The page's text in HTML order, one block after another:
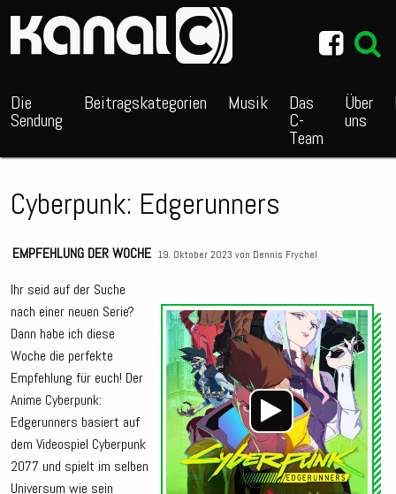
Die
Sendung
Beitragskategorien Musik Das
C-
Team
Über
uns
Cyberpunk: Edgerunners
EMPFEHLUNG DER WOCHE 19. Oktober 2023 von Dennis Frychel
Ihr seid auf der Suche
nach einer neuen Serie?
Dann habe ich diese
Woche die perfekte
Empfehlung für euch! Der
Anime Cyberpunk:
Edgerunners basiert auf
dem Videospiel Cyberpunk
2077 und spielt im selben
Universum wie sein